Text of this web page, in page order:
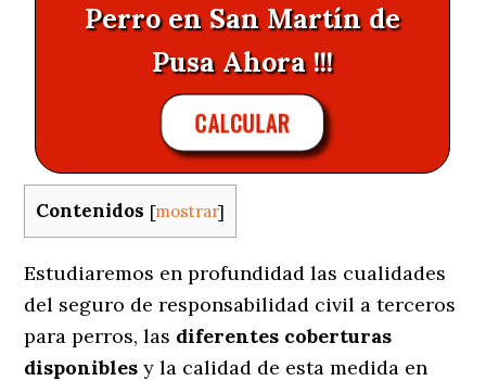
Perro en San Martín de
Pusa Ahora !!!
CALCULAR
Contenidos [mostrar]
Estudiaremos en profundidad las cualidades
del seguro de responsabilidad civil a terceros
para perros, las diferentes coberturas
disponibles y la calidad de esta medida en